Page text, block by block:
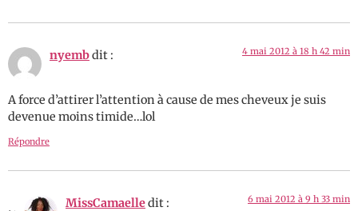
nyembdit : 4 mai 2012 à 18 h 42 min
A force d’attirer l’attention à cause de mes cheveux je suis
devenue moins timide…lol
Répondre
MissCamaelledit : 6 mai 2012 à 9 h 33 min